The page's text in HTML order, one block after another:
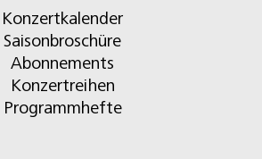
Konzertkalender
Saisonbroschüre
Abonnements
Konzertreihen
Programmhefte